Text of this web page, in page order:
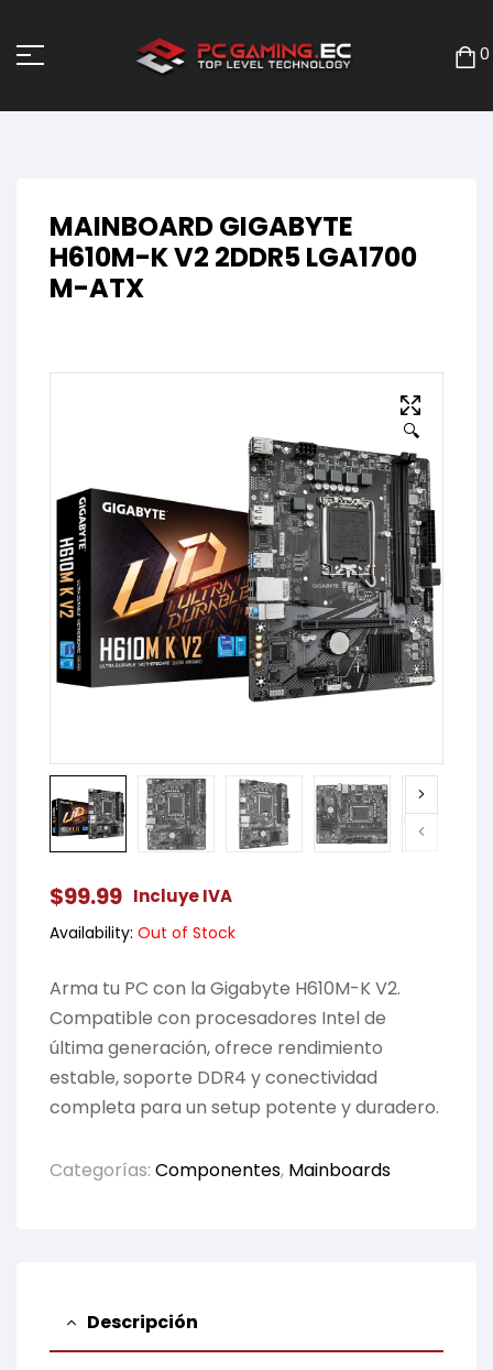
0
MAINBOARD GIGABYTE
H610M-K V2 2DDR5 LGA1700
M-ATX
🔍
$99.99 Incluye IVA
Availability: Out of Stock
Arma tu PC con la Gigabyte H610M-K V2.
Compatible con procesadores Intel de
última generación, ofrece rendimiento
estable, soporte DDR4 y conectividad
completa para un setup potente y duradero.
Categorías: Componentes, Mainboards
Descripción